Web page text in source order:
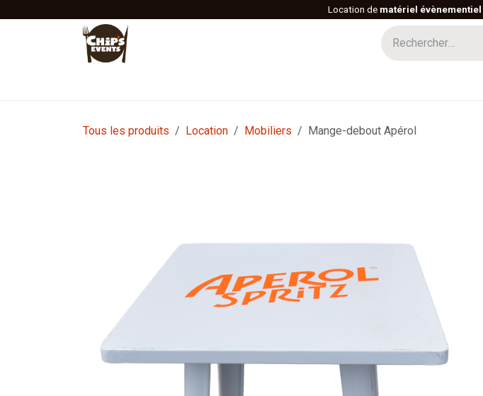
Location de matériel évènementiel
Tous les produits Location Mobiliers Mange-debout Apérol